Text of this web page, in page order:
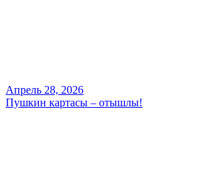
Апрель 28, 2026
Пушкин картасы – отышлы!